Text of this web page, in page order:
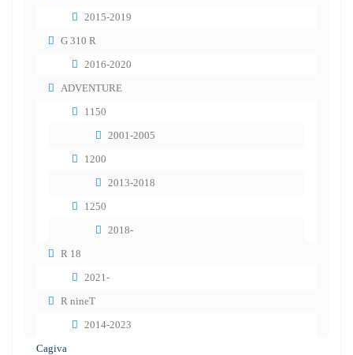
2015-2019
G 310 R
2016-2020
ADVENTURE
1150
2001-2005
1200
2013-2018
1250
2018-
R 18
2021-
R nineT
2014-2023
Cagiva